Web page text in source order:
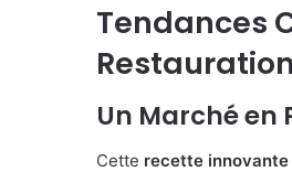
Tendances
Restauration
Un Marché en
Cette recette innovante